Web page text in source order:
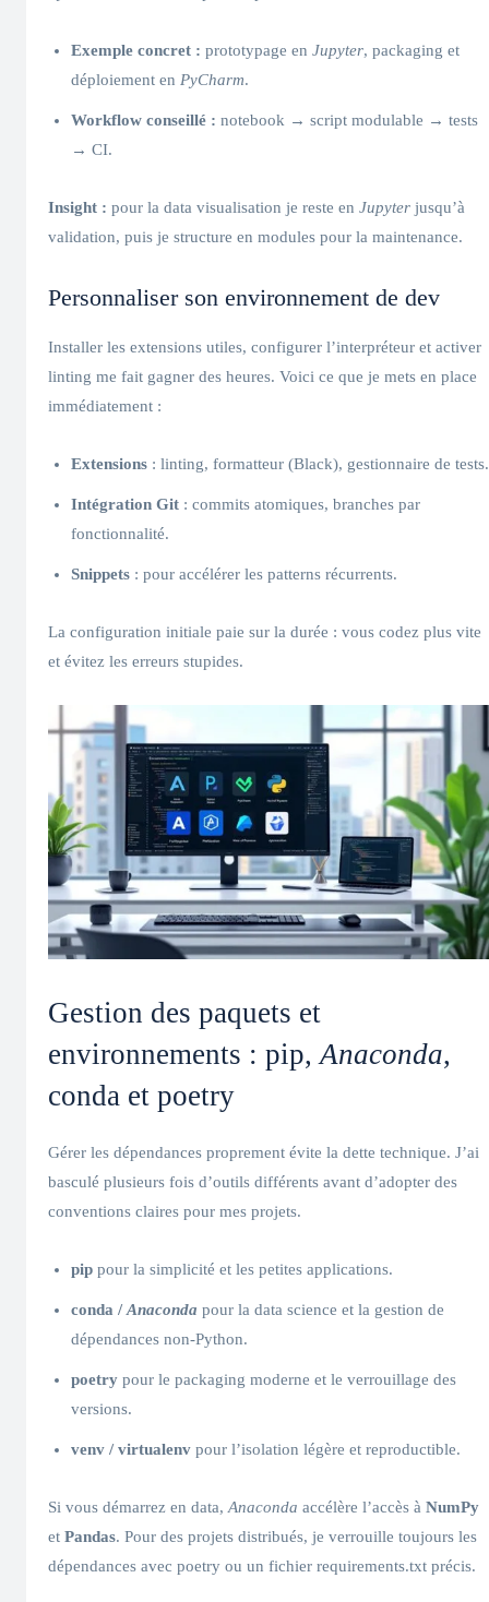
Exemple concret : prototypage en Jupyter, packaging et
déploiement en PyCharm.
Workflow conseillé : notebook → script modulable → tests
→ CI.
Insight : pour la data visualisation je reste en Jupyter jusqu’à
validation, puis je structure en modules pour la maintenance.
Personnaliser son environnement de dev
Installer les extensions utiles, configurer l’interpréteur et activer
linting me fait gagner des heures. Voici ce que je mets en place
immédiatement :
Extensions : linting, formatteur (Black), gestionnaire de tests.
Intégration Git : commits atomiques, branches par
fonctionnalité.
Snippets : pour accélérer les patterns récurrents.
La configuration initiale paie sur la durée : vous codez plus vite
et évitez les erreurs stupides.
Gestion des paquets et
environnements : pip,Anaconda,
conda et poetry
Gérer les dépendances proprement évite la dette technique. J’ai
basculé plusieurs fois d’outils différents avant d’adopter des
conventions claires pour mes projets.
pip pour la simplicité et les petites applications.
conda /Anaconda pour la data science et la gestion de
dépendances non-Python.
poetry pour le packaging moderne et le verrouillage des
versions.
venv / virtualenv pour l’isolation légère et reproductible.
Si vous démarrez en data, Anaconda accélère l’accès à NumPy
et Pandas. Pour des projets distribués, je verrouille toujours les
dépendances avec poetry ou un fichier requirements.txt précis.